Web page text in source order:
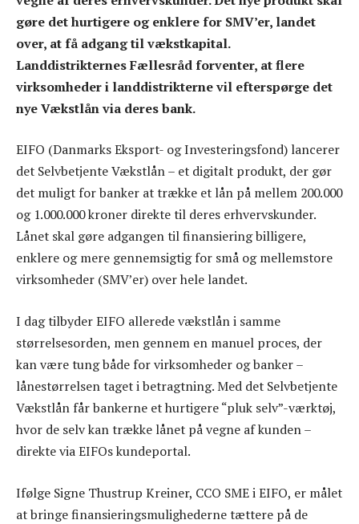
gøre det hurtigere og enklere for SMV’er, landet
over, at få adgang til vækstkapital.
Landdistrikternes Fællesråd forventer, at flere
virksomheder i landdistrikterne vil efterspørge det
nye Vækstlån via deres bank.
EIFO (Danmarks Eksport- og Investeringsfond) lancerer
det Selvbetjente Vækstlån – et digitalt produkt, der gør
det muligt for banker at trække et lån på mellem 200.000
og 1.000.000 kroner direkte til deres erhvervskunder.
Lånet skal gøre adgangen til finansiering billigere,
enklere og mere gennemsigtig for små og mellemstore
virksomheder (SMV’er) over hele landet.
I dag tilbyder EIFO allerede vækstlån i samme
størrelsesorden, men gennem en manuel proces, der
kan være tung både for virksomheder og banker –
lånestørrelsen taget i betragtning. Med det Selvbetjente
Vækstlån får bankerne et hurtigere “pluk selv”-værktøj,
hvor de selv kan trække lånet på vegne af kunden –
direkte via EIFOs kundeportal.
Ifølge Signe Thustrup Kreiner, CCO SME i EIFO, er målet
at bringe finansieringsmulighederne tættere på de